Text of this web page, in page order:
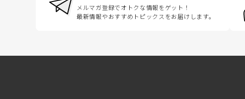
メルマガ登録でオトクな情報をゲット！
最新情報やおすすめトピックスをお届けします。